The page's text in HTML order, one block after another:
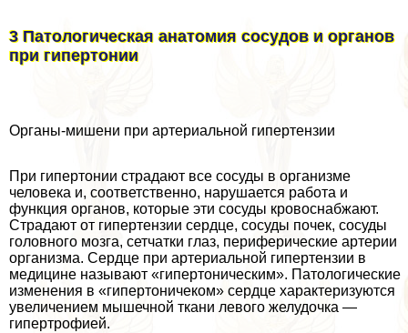
3 Патологическая анатомия сосудов и органов
при гипертонии
Органы-мишени при артериальной гипертензии
При гипертонии страдают все сосуды в организме
человека и, соответственно, нарушается работа и
функция органов, которые эти сосуды кровоснабжают.
Страдают от гипертензии сердце, сосуды почек, сосуды
головного мозга, сетчатки глаз, периферические артерии
организма. Сердце при артериальной гипертензии в
медицине называют «гипертоническим». Патологические
изменения в «гипертоничеком» сердце хаpaктеризуются
увеличением мышечной ткани левого желудочка —
гипертрофией.